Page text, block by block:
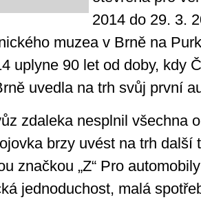
2014 do 29. 3.
muzea v Brně na
uplyne 90 let od doby, kdy
uvedla na trh svůj první
zdaleka nesplnil všechna
brzy uvést na trh další
značkou „Z“ Pro
jednoduchost, malá